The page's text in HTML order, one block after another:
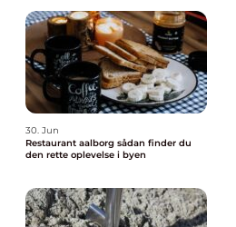
30. Jun
Restaurant aalborg sådan finder du
den rette oplevelse i byen